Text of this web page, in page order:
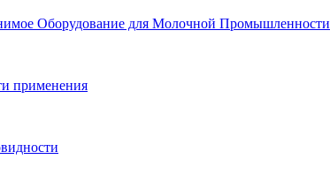
Оборудование для Молочной Промышленности
применения